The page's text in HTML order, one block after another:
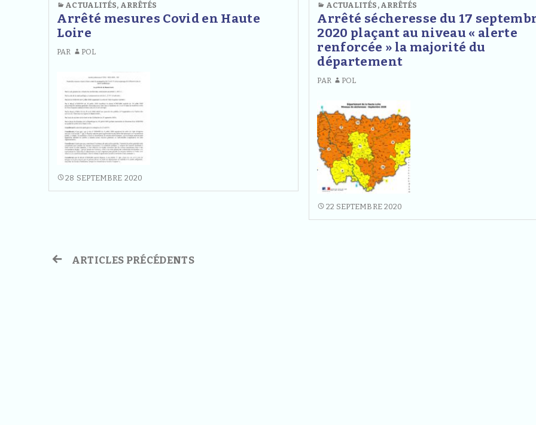
10&11
OCTOBRE
DU
ACTUALITÉS, ARRÊTÉS
Arrêté mesures Covid en Haute
Loire
PAR POL
ARRÊTÉ
MESURES
28 SEPTEMBRE 2020
ACTUALITÉS , ARRÊTÉS
Arrêté sécheresse du 17
2020 plaçant au niveau « alerte
renforcée » la majorité du
département
PAR POL
ARRÊTÉ
SÉCHERESSE
22 SEPTEMBRE 2020
Navigation
ARTICLES PRÉCÉDENTS